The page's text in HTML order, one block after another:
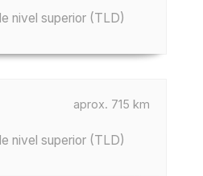
nivel superior (TLD)
aprox. 715 km
nivel superior (TLD)